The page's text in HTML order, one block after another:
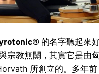
的名字聽起來
宗教無關，其實它是由
所創立的。多年